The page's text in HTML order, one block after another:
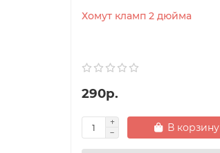
Хомут кламп 2 дюйма
290р.
В корзину